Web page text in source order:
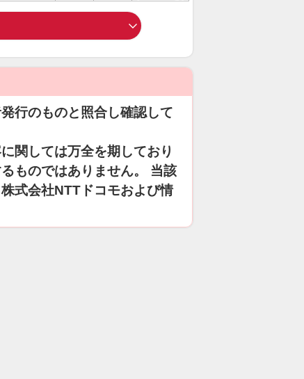
行のものと照合し確認して
関しては万全を期しており
ものではありません。 当該
式会社NTTドコモおよび情